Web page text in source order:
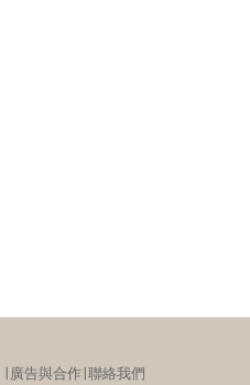
∣廣告與合作∣聯絡我們